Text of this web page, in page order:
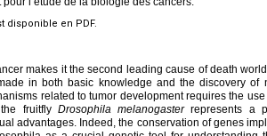
disponible en PDF.
makes it the second leading cause of death
in both basic knowledge and the discovery of
related to tumor development requires the
fruitfly Drosophila melanogasterrepresents a
advantages. Indeed, the conservation of genes